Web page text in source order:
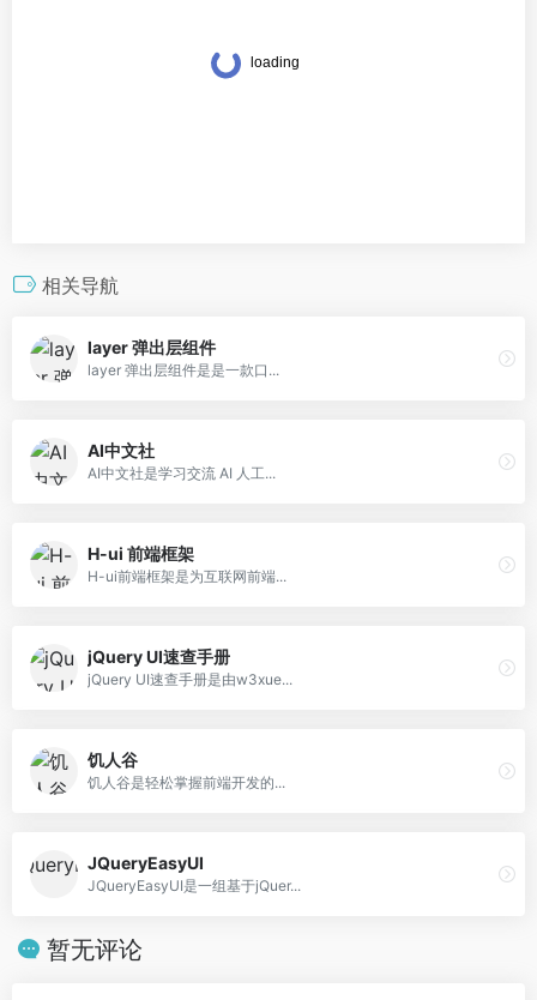
相关导航
layer 弹出层组件
layer 弹出层组件是是一款口...
AI中文社
AI中文社是学习交流 AI 人工...
H-ui 前端框架
H-ui前端框架是为互联网前端...
jQuery UI速查手册
jQuery UI速查手册是由w3xue...
饥人谷
饥人谷是轻松掌握前端开发的...
JQueryEasyUI
JQueryEasyUI是一组基于jQuer...
暂无评论